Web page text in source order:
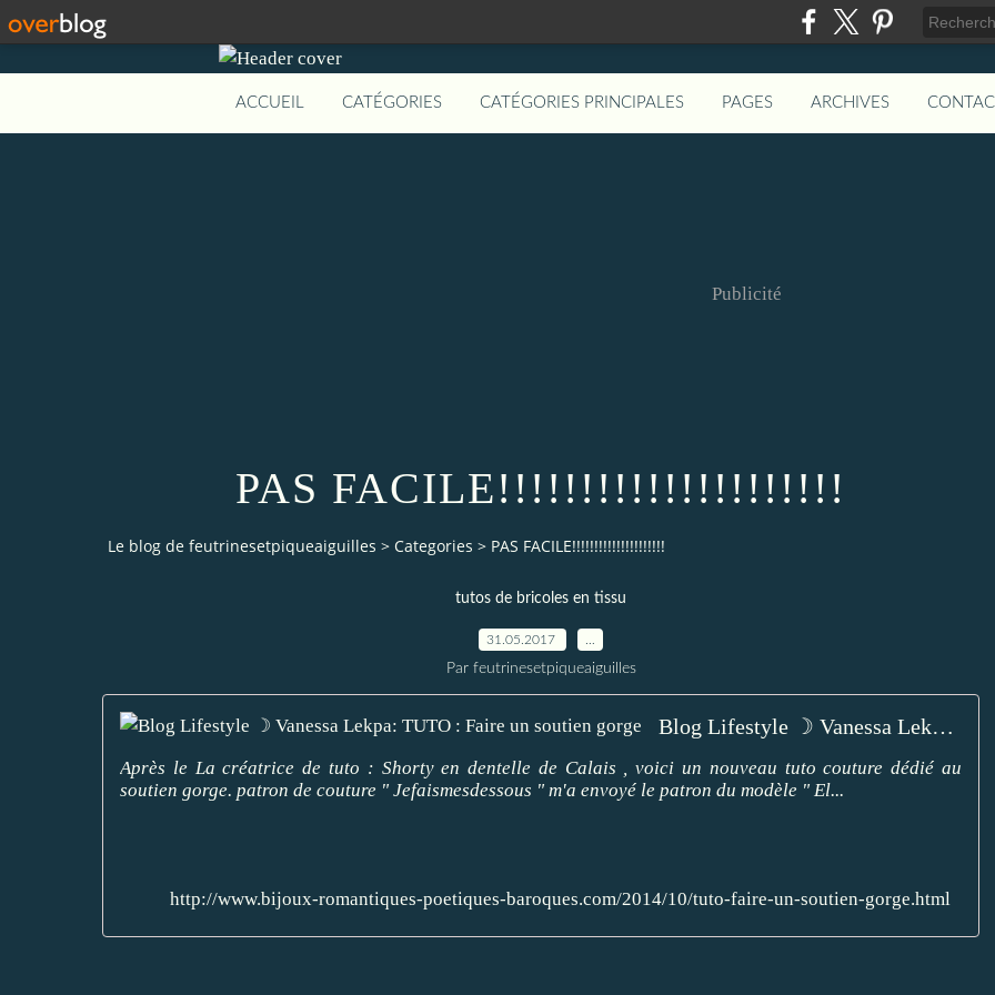
ACCUEIL CATÉGORIES CATÉGORIES PRINCIPALES PAGES ARCHIVES
Publicité
PAS FACILE!!!!!!!!!!!!!!!!!!!!!
Le blog de feutrinesetpiqueaiguilles > Categories > PAS FACILE!!!!!!!!!!!!!!!!!!!!!
tutos de bricoles en tissu
31.05.2017
Par feutrinesetpiqueaiguilles
Blog Lifestyle ☽ Vanessa Lekpa: TUTO : Faire un soutien gorge
Après le La créatrice de tuto : Shorty en dentelle de Calais , voici un nouveau tuto couture dédié au
soutien gorge. patron de couture " Jefaismesdessous " m'a envoyé le patron du modèle " El...
http://www.bijoux-romantiques-poetiques-baroques.com/2014/10/tuto-faire-un-soutien-gorge.html